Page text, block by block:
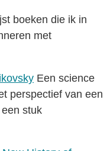
boeken die ik in
met
Een science
perspectief van een
stuk